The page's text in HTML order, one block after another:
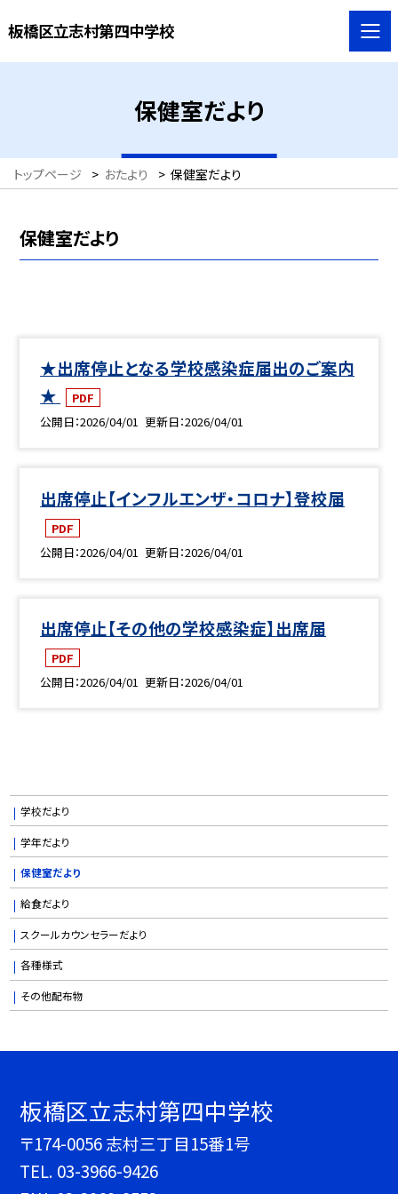
板橋区立志村第四中学校
保健室だより
トップページ > おたより > 保健室だより
保健室だより
★出席停止となる学校感染症届出のご案内
★
PDF
公開日 2026/04/01 更新日 2026/04/01
出席停止【インフルエンザ・コロナ】登校届
PDF
公開日 2026/04/01 更新日 2026/04/01
出席停止【その他の学校感染症】出席届
PDF
公開日 2026/04/01 更新日 2026/04/01
学校だより
学年だより
保健室だより
給食だより
スクールカウンセラーだより
各種様式
その他配布物
板橋区立志村第四中学校
〒174-0056 志村三丁目15番1号
TEL. 03-3966-9426